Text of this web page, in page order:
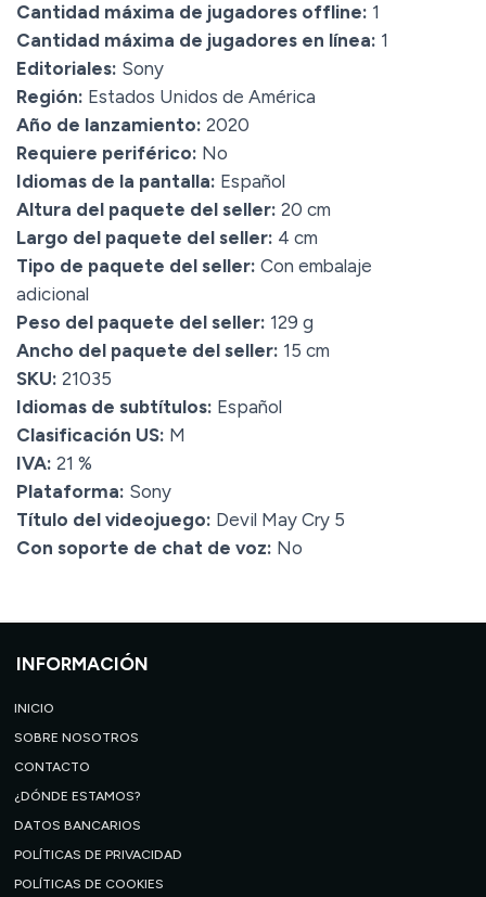
Cantidad máxima de jugadores offline: 1
Cantidad máxima de jugadores en línea: 1
Editoriales: Sony
Región: Estados Unidos de América
Año de lanzamiento: 2020
Requiere periférico: No
Idiomas de la pantalla: Español
Altura del paquete del seller: 20 cm
Largo del paquete del seller: 4 cm
Tipo de paquete del seller: Con embalaje
adicional
Peso del paquete del seller: 129 g
Ancho del paquete del seller: 15 cm
SKU: 21035
Idiomas de subtítulos: Español
Clasificación US: M
IVA: 21 %
Plataforma: Sony
Título del videojuego: Devil May Cry 5
Con soporte de chat de voz: No
INFORMACIÓN
INICIO
SOBRE NOSOTROS
CONTACTO
¿DÓNDE ESTAMOS?
DATOS BANCARIOS
POLÍTICAS DE PRIVACIDAD
POLÍTICAS DE COOKIES